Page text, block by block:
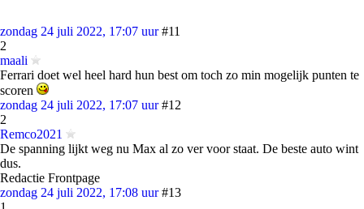
zondag 24 juli 2022, 17:07 uur #11
2
maali
Ferrari doet wel heel hard hun best om toch zo min mogelijk punten te
scoren
zondag 24 juli 2022, 17:07 uur #12
2
Remco2021
De spanning lijkt weg nu Max al zo ver voor staat. De beste auto wint
dus.
Redactie Frontpage
zondag 24 juli 2022, 17:08 uur #13